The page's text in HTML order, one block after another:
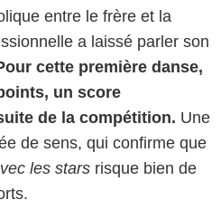
entre le frère et la
a laissé parler son
cette première danse,
un score
de la compétition. Une
de sens, qui confirme que
les stars risque bien de